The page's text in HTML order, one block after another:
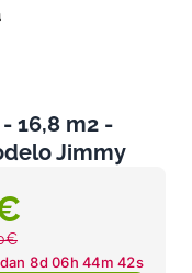
16,8 m2 -
Jimmy
8d 06h 44m 41s